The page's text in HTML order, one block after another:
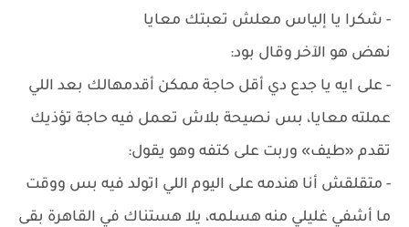
- شكرا يا إلياس معلش تعبتك معايا
نهض هو الآخر وقال بود:
- على ايه يا جدع دي أقل حاجة ممكن أقدمهالك بعد اللي
عملته معايا، بس نصيحة بلاش تعمل فيه حاجة تؤذيك
تقدم «طيف» وربت على كتفه وهو يقول:
- متقلقش أنا هندمه على اليوم اللي اتولد فيه بس ووقت
ما أشفي غليلي منه هسلمه، يلا هستناك في القاهرة بقى